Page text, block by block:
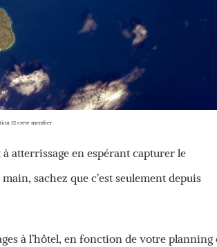
12 crew member
atterrissage en espérant capturer le
sachez que c’est seulement depuis
à l’hôtel, en fonction de votre planning